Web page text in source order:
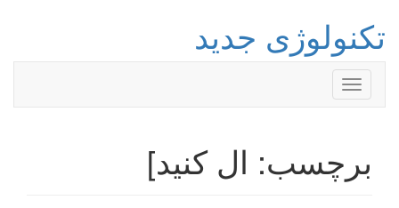
تکنولوژی جدید
Toggle
navigation
برچسب: ال کنید]